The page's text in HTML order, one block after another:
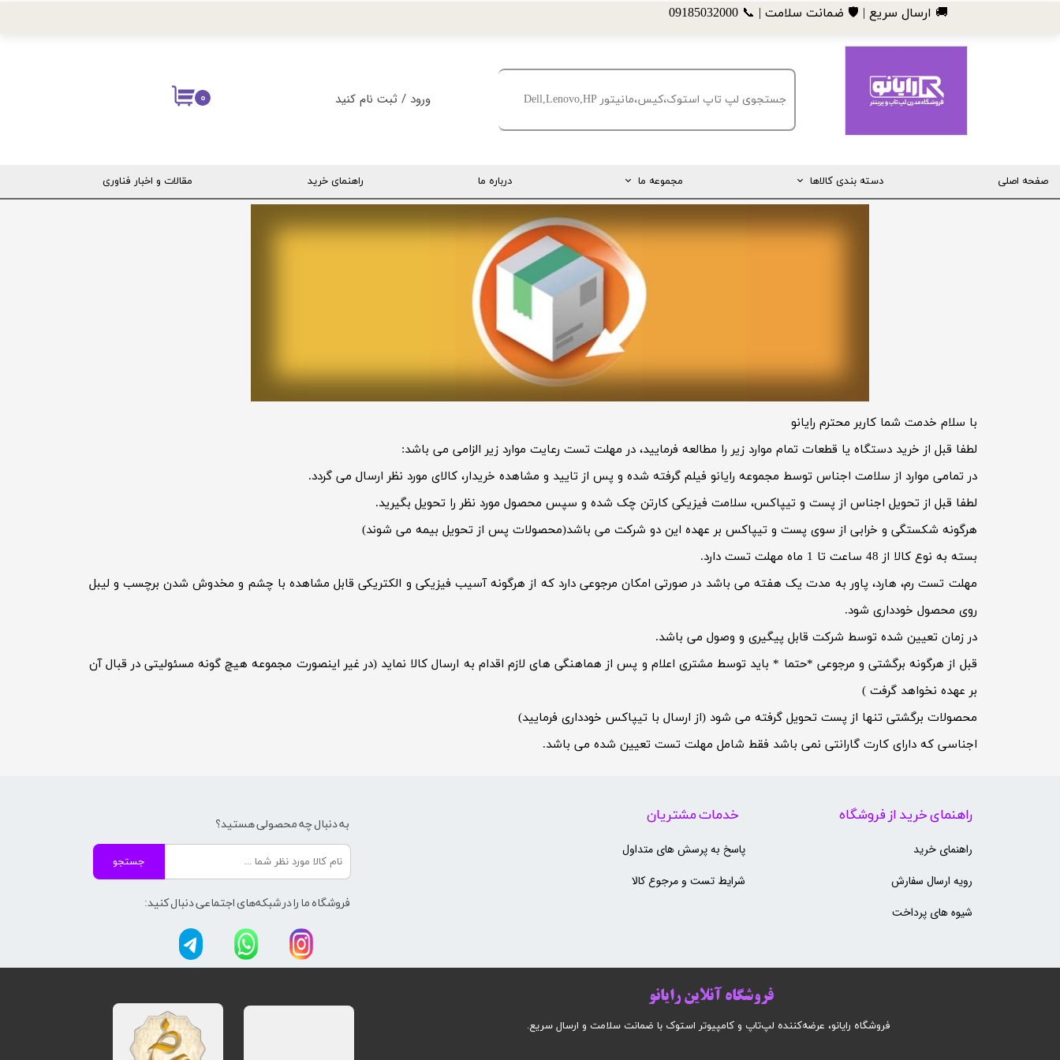
۰ ورود / ثبت نام کنید
صفحه اصلی دسته بندی کالاها مجموعه ما
ارتباط مستقیم با مدیریت
تماس با ما
درخواست پشتیبانی
درباره ما راهنمای خرید مقالات و اخبار فناوری
​🚚 ارسال سریع | 🛡️ ضمانت سلامت | 📞 09185032000
با سلام خدمت شما کاربر محترم رایانو
لطفا قبل از خرید دستگاه یا قطعات تمام موارد زیر را مطالعه فرمایید، در مهلت تست رعایت موارد زیر الزامی می باشد:
در تمامی موارد از سلامت اجناس توسط مجموعه رایانو فیلم گرفته شده و پس از تایید و مشاهده خریدار، کالای مورد نظر ارسال می گردد.
لطفا قبل از تحویل اجناس از پست و تیپاکس، سلامت فیزیکی کارتن چک شده و سپس محصول مورد نظر را تحویل بگیرید.
هرگونه شکستگی و خرابی از سوی پست و تیپاکس بر عهده این دو شرکت می باشد(محصولات پس از تحویل بیمه می شوند)
بسته به نوع کالا از 48 ساعت تا 1 ماه مهلت تست دارد.
مهلت تست رم، هارد، پاور به مدت یک هفته می باشد در صورتی امکان مرجوعی دارد که از هرگونه آسیب فیزیکی و الکتریکی قابل مشاهده با چشم و مخدوش شدن برچسب و لیبل
روی محصول خودداری شود.
در زمان تعیین شده توسط شرکت قابل پیگیری و وصول می باشد.
قبل از هرگونه برگشتی و مرجوعی *حتما * باید توسط مشتری اعلام و پس از هماهنگی های لازم اقدام به ارسال کالا نماید (در غیر اینصورت مجموعه هیچ گونه مسئولیتی در قبال آن
بر عهده نخواهد گرفت )
محصولات برگشتی تنها از پست تحویل گرفته می شود (از ارسال با تیپاکس خودداری فرمایید)
اجناسی که دارای کارت گارانتی نمی باشد فقط شامل مهلت تست تعیین شده می باشد.​​​​​​​
فروشگاه رایانو، عرضه‌کننده لپ‌تاپ و کامپیوتر استوک با ضمانت سلامت و ارسال سریع.​​​​​​​​​​​​​​
فروشگاه آنلاین رایانو
راهنمای خرید از فروشگاه خدمات مشتریان به دنبال چه محصولی هستید؟
جستجو
فروشگاه ما را در شبکه‌های اجتماعی دنبال کنید:
رویه ارسال سفارش
راهنمای خرید
شیوه های پرداخت
پاسخ به پرسش های متداول
شرایط تست و مرجوع کالا